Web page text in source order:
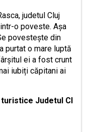
judetul Cluj
o poveste. Așa
povestește din
purtat o mare luptă
ei a fost crunt
iubiți căpitani ai
Judetul Cl